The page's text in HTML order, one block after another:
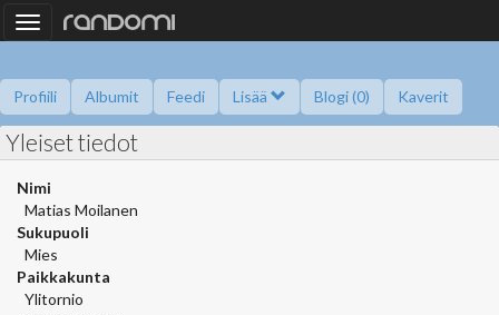
Toggle
navigation
Profiili Albumit Feedi Lisää Blogi (0) Kaverit
Kysy minulta Tietoa
Yleiset tiedot
Nimi
Matias Moilanen
Sukupuoli
Mies
Paikkakunta
Ylitornio